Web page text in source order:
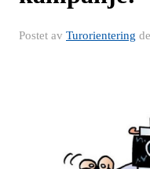
Postet av Turorientering